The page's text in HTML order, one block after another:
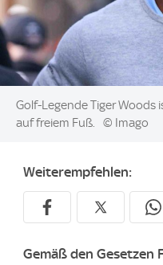
Image:
Golf-Legende Tiger
auf freiem Fuß.
© Imago
Weiterempfehlen:
Gemäß den Gesetzen